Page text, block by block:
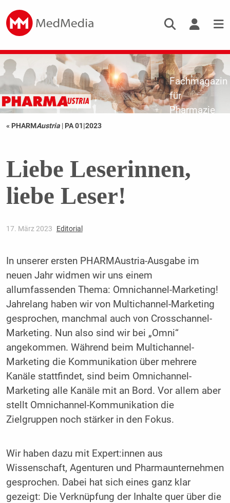
Fachmagazin
für
Pharmazie
« PHARMAustria | PA 01|2023
Liebe Leserinnen,
liebe Leser!
17. März 2023 Editorial
In unserer ersten PHARMAustria-Ausgabe im
neuen Jahr widmen wir uns einem
allumfassenden Thema: Omnichannel-Marketing!
Jahrelang haben wir von Multichannel-Marketing
gesprochen, manchmal auch von Crosschannel-
Marketing. Nun also sind wir bei „Omni“
angekommen. Während beim Multichannel-
Marketing die Kommunikation über mehrere
Kanäle stattfindet, sind beim ­Omnichannel-
Marketing alle Kanäle mit an Bord. Vor allem aber
stellt Omnichannel-Kommunikation die
Zielgruppen noch stärker in den Fokus.
Wir haben dazu mit Expert:innen aus
Wissenschaft, Agenturen und Pharmaunternehmen
gesprochen. Dabei hat sich eines ganz klar
gezeigt: Die Verknüpfung der Inhalte quer über die